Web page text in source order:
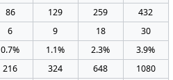
86 129 259
432
6 9 18
30
0.7% 1.1% 2.3% 3.9%
216 324 648
1080